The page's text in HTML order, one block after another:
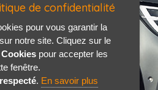
de confidentialité
pour vous garantir la
notre site. Cliquez sur le
pour accepter les
fenêtre.
. En savoir plus